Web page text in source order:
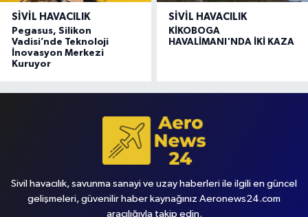
SIVIL HAVACILIK
Pegasus, Silikon
Vadisi’nde Teknoloji
İnovasyon Merkezi
Kuruyor
SIVIL HAVACILIK
KİKOBOGA
HAVALİMANI'NDA İKİ KAZA
Sivil havacılık, savunma sanayi ve uzay haberleri ile ilgili en güncel
gelişmeleri, güvenilir haber kaynağınız Aeronews24.com
aracılığıyla takip edin.